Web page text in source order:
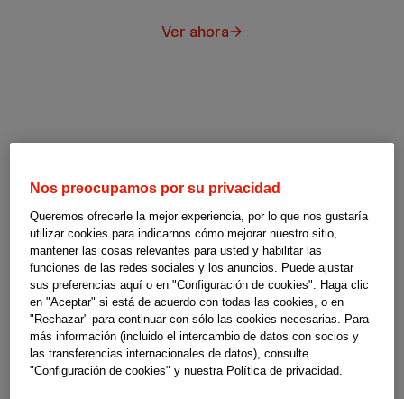
Ver ahora
Nos preocupamos por su privacidad
Queremos ofrecerle la mejor experiencia, por lo que nos gustaría
utilizar cookies para indicarnos cómo mejorar nuestro sitio,
mantener las cosas relevantes para usted y habilitar las
funciones de las redes sociales y los anuncios. Puede ajustar
sus preferencias aquí o en "Configuración de cookies". Haga clic
en "Aceptar" si está de acuerdo con todas las cookies, o en
"Rechazar" para continuar con sólo las cookies necesarias. Para
más información (incluido el intercambio de datos con socios y
las transferencias internacionales de datos), consulte
"Configuración de cookies" y nuestra Política de privacidad.